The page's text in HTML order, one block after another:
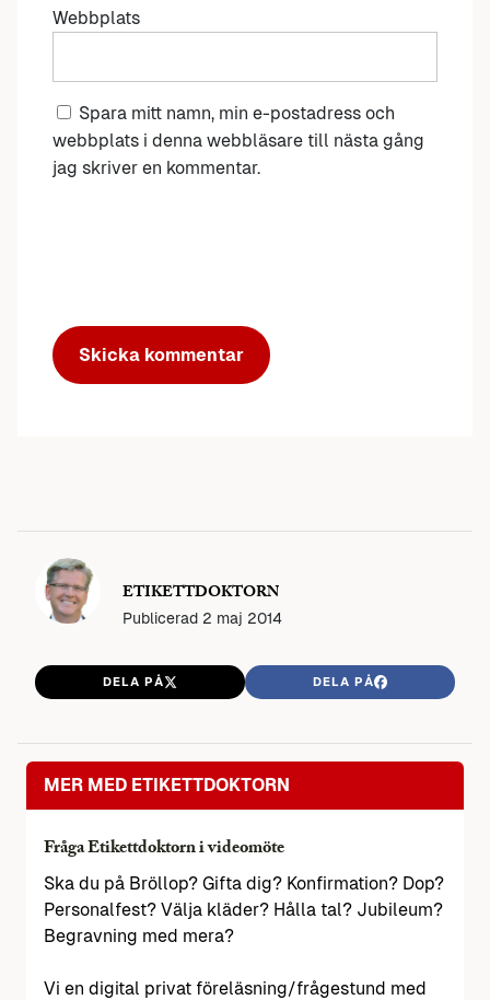
Webbplats
Spara mitt namn, min e-postadress och
webbplats i denna webbläsare till nästa gång
jag skriver en kommentar.
ETIKETTDOKTORN
Publicerad 2 maj 2014
DELA PÅ DELA PÅ
MER MED ETIKETTDOKTORN
Fråga Etikettdoktorn i videomöte
Ska du på Bröllop? Gifta dig? Konfirmation? Dop?
Personalfest? Välja kläder? Hålla tal? Jubileum?
Begravning med mera?
Vi en digital privat föreläsning/frågestund med